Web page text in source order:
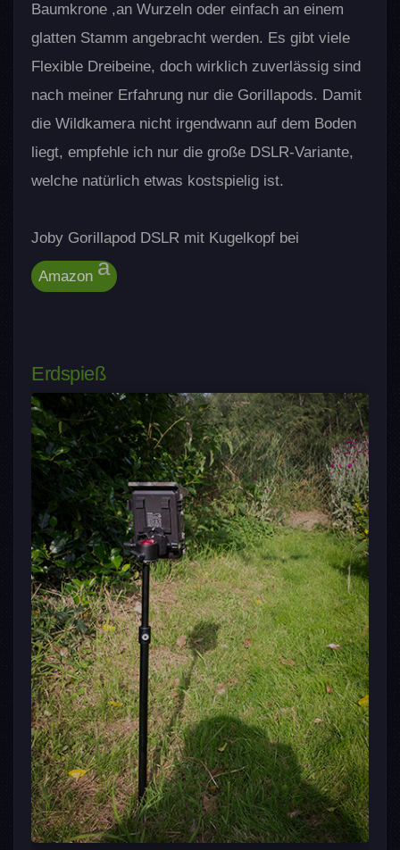
Baumkrone ,an Wurzeln oder einfach an einem
glatten Stamm angebracht werden. Es gibt viele
Flexible Dreibeine, doch wirklich zuverlässig sind
nach meiner Erfahrung nur die Gorillapods. Damit
die Wildkamera nicht irgendwann auf dem Boden
liegt, empfehle ich nur die große DSLR-Variante,
welche natürlich etwas kostspielig ist.
Joby Gorillapod DSLR mit Kugelkopf bei
Amazon
Erdspieß